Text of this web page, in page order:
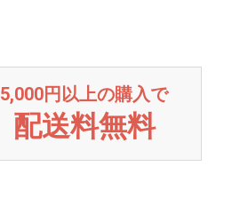
5,000円以上の購入で
配送料無料